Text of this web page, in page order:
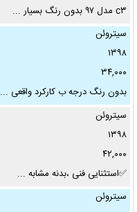
c۳ مدل ۹۷ بدون رنگ بسیار ...
سیتروئن
۱۳۹۸
۳۴,۰۰۰
بدون رنگ درجه ب کارکرد واقعی ...
سیتروئن
۱۳۹۸
۴۲,۰۰۰
✅استثنایی فنی ،بدنه مشابه ...
سیتروئن